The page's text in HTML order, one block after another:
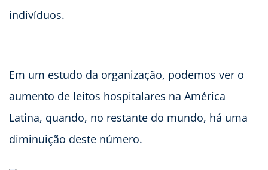
indivíduos.
Em um estudo da organização, podemos ver o
aumento de leitos hospitalares na América
Latina, quando, no restante do mundo, há uma
diminuição deste número.